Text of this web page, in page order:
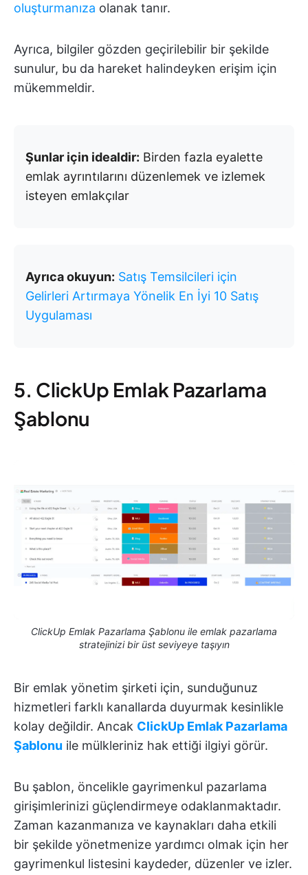
oluşturmanıza olanak tanır.
Ayrıca, bilgiler gözden geçirilebilir bir şekilde
sunulur, bu da hareket halindeyken erişim için
mükemmeldir.
Şunlar için idealdir: Birden fazla eyalette
emlak ayrıntılarını düzenlemek ve izlemek
isteyen emlakçılar
Ayrıca okuyun: Satış Temsilcileri için
Gelirleri Artırmaya Yönelik En İyi 10 Satış
Uygulaması
5. ClickUp Emlak Pazarlama
Şablonu
ClickUp Emlak Pazarlama Şablonu ile emlak pazarlama
stratejinizi bir üst seviyeye taşıyın
Bir emlak yönetim şirketi için, sunduğunuz
hizmetleri farklı kanallarda duyurmak kesinlikle
kolay değildir. Ancak ClickUp Emlak Pazarlama
Şablonu ile mülkleriniz hak ettiği ilgiyi görür.
Bu şablon, öncelikle gayrimenkul pazarlama
girişimlerinizi güçlendirmeye odaklanmaktadır.
Zaman kazanmanıza ve kaynakları daha etkili
bir şekilde yönetmenize yardımcı olmak için her
gayrimenkul listesini kaydeder, düzenler ve izler.